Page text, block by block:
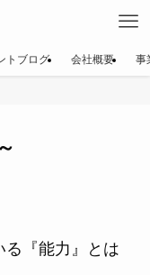
トブログ 会社概要 事
る『能力』とは